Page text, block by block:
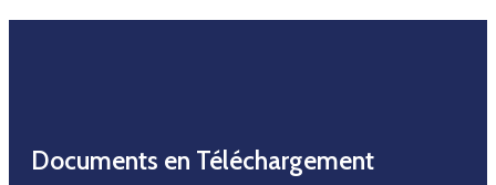
Documents en Téléchargement